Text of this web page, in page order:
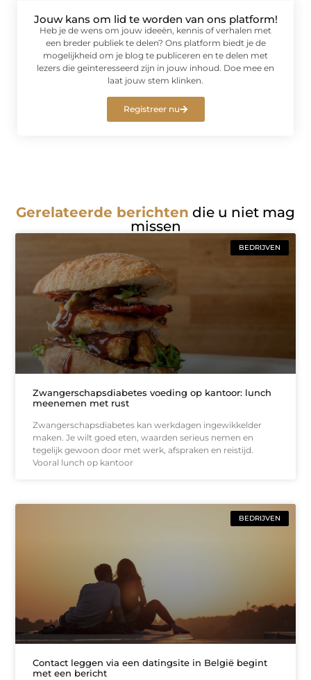
Jouw kans om lid te worden van ons platform!
Heb je de wens om jouw ideeën, kennis of verhalen met
een breder publiek te delen? Ons platform biedt je de
mogelijkheid om je blog te publiceren en te delen met
lezers die geïnteresseerd zijn in jouw inhoud. Doe mee en
laat jouw stem klinken.
Registreer nu
Gerelateerde berichten die u niet mag
missen
BEDRIJVEN
Zwangerschapsdiabetes voeding op kantoor: lunch
meenemen met rust
Zwangerschapsdiabetes kan werkdagen ingewikkelder
maken. Je wilt goed eten, waarden serieus nemen en
tegelijk gewoon door met werk, afspraken en reistijd.
Vooral lunch op kantoor
BEDRIJVEN
Contact leggen via een datingsite in België begint
met een bericht